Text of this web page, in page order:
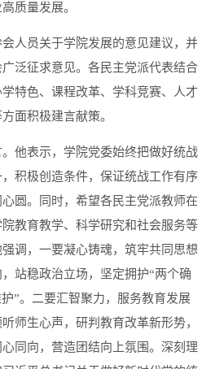
质量发展。
人员关于学院发展的意见建议，并
泛征求意见。各民主党派代表结合
特色、课程改革、学科竞赛、人才
面积极建言献策。
他表示，学院党委始终把做好统战
积极创造条件，保证统战工作有序
圆。同时，希望各民主党派教师在
教育教学、科学研究和社会服务等
调，一要凝心铸魂，筑牢共同思想
站稳政治立场，坚定拥护“两个确
”。二要汇智聚力，服务教育发展
师生心声，研判教育改革新形势，
同向，营造团结向上氛围。深刻理